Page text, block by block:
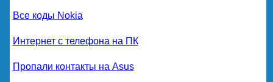
Все коды Nokia
Интернет с телефона на ПК
Пропали контакты на Asus